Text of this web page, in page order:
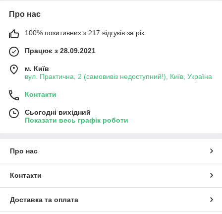
Про нас
100% позитивних з 217 відгуків за рік
Працює з 28.09.2021
м. Київ
вул. Практична, 2 (самовивіз недоступний!), Київ, Україна
Контакти
Сьогодні вихідний
Показати весь графік роботи
Про нас
Контакти
Доставка та оплата